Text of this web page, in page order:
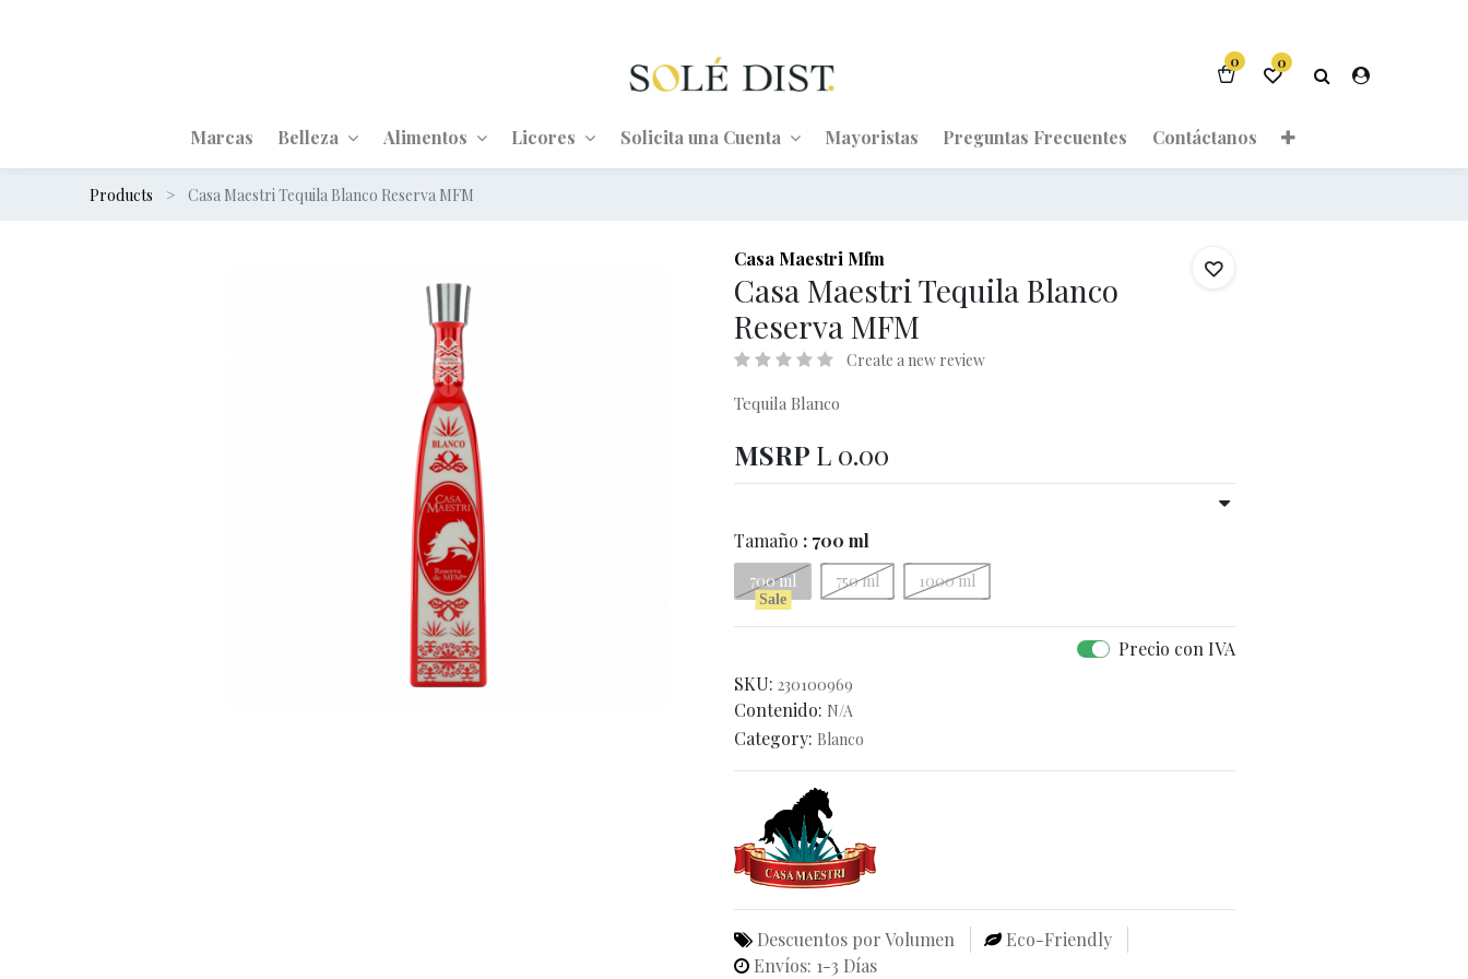
0 0
Marcas Belleza Alimentos Licores Solicita una Cuenta Mayoristas Preguntas Frecuentes Contáctanos
Products Casa Maestri Tequila Blanco Reserva MFM
Casa Maestri Mfm
Casa Maestri Tequila Blanco
Reserva MFM
Create a new review
Tequila Blanco
MSRP L 0.00
Tamaño : 700 ml
700 ml
Sale
750 ml 1000 ml
Precio con IVA
SKU: 230100969
Contenido: N/A
Category: Blanco
Descuentos por Volumen
Eco-Friendly
Envíos: 1-3 Días